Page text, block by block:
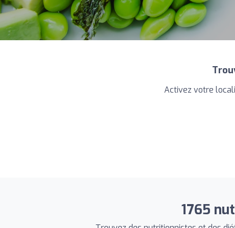
Activez votre
1765